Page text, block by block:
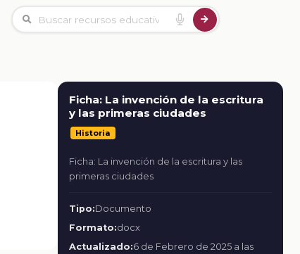
Ficha: La invención de la escritura
y las primeras ciudades
Historia
Ficha: La invención de la escritura y las
primeras ciudades
Tipo:Documento
Formato:docx
Actualizado:6 de Febrero de 2025 a las